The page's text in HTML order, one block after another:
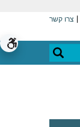
צרו קשר